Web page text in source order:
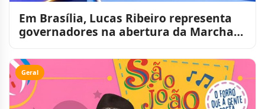
Em Brasília, Lucas Ribeiro representa
governadores na abertura da Marcha
Geral